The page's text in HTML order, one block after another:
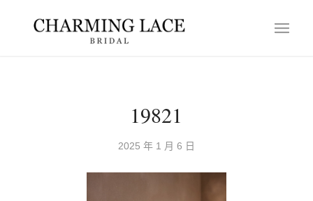
19821
2025 年 1 月 6 日